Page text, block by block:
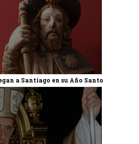
a Santiago en su Año Santo